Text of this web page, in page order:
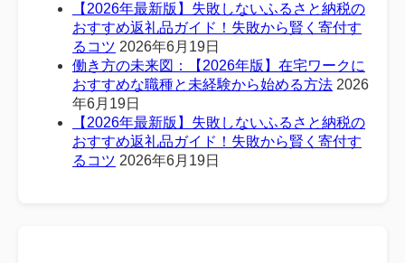
【2026年最新版】失敗しないふるさと納税の
おすすめ返礼品ガイド！失敗から賢く寄付す
るコツ 2026年6月19日
働き方の未来図：【2026年版】在宅ワークに
おすすめな職種と未経験から始める方法 2026
年6月19日
【2026年最新版】失敗しないふるさと納税の
おすすめ返礼品ガイド！失敗から賢く寄付す
るコツ 2026年6月19日